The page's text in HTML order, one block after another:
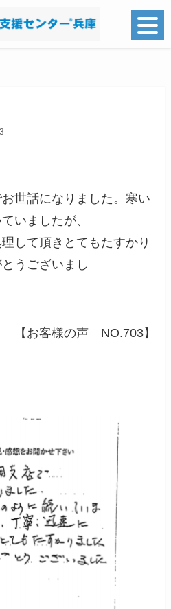
世話になりました。寒い
いましたが、
して頂きとてもたすかり
うございまし
【お客様の声 NO.703】